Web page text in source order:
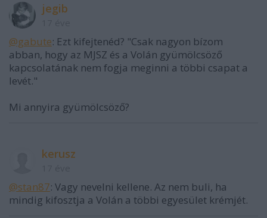
jegib
@gabute: Ezt kifejtenéd? "Csak nagyon bízom
abban, hogy az MJSZ és a Volán gyümölcsöző
kapcsolatának nem fogja meginni a többi csapat a
levét."
Mi annyira gyümölcsöző?
kerusz
@stan87: Vagy nevelni kellene. Az nem buli, ha
mindig kifosztja a Volán a többi egyesület krémjét.